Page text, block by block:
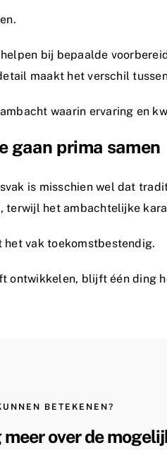
bij bepaalde
maakt het verschil
waarin ervaring en
gaan prima samen
is misschien wel dat
terwijl het ambachtelijke
het vak toekomstbestendig.
ontwikkelen, blijft één ding
BETEKENEN?
over de